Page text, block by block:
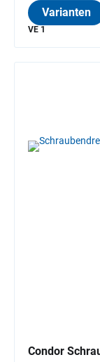
Varianten
VE 1
Condor